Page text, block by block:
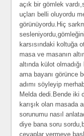
açık bir gömlek
uçları belli oluyordu
görünüyordu.Hiç
karsısındaki koltuğa
masa ve masanın
altında külot
ama bayanı görünce
adımı söyleyip
Melda dedi.Bende iki
karışık olan masada
sorunumu nasıl
diye bana soru
cevaplar vermeye